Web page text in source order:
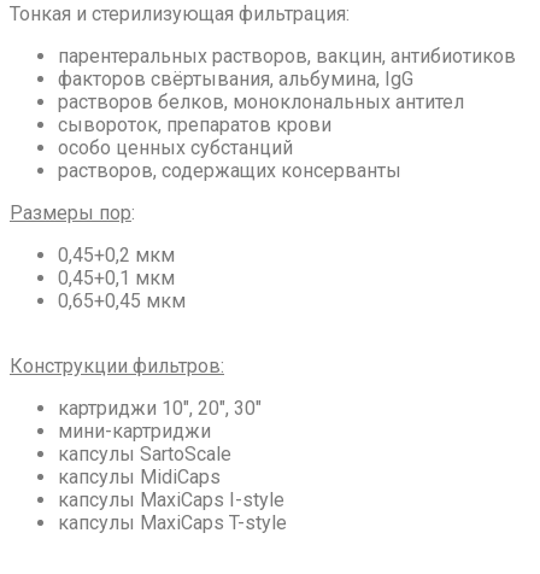
Тонкая и стерилизующая фильтрация:
парентеральных растворов, вакцин, антибиотиков
факторов свёртывания, альбумина, IgG
растворов белков, моноклональных антител
сывороток, препаратов крови
особо ценных субстанций
растворов, содержащих консерванты
Размеры пор:
0,45+0,2 мкм
0,45+0,1 мкм
0,65+0,45 мкм
Конструкции фильтров:
картриджи 10″, 20″, 30″
мини-картриджи
капсулы SartoScale
капсулы MidiCaps
капсулы MaxiCaps I-style
капсулы MaxiCaps T-style